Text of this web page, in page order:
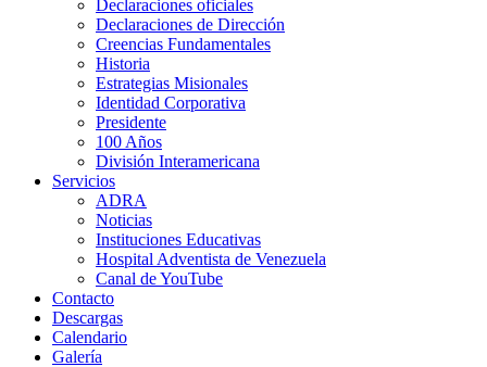
Declaraciones oficiales
Declaraciones de Dirección
Creencias Fundamentales
Historia
Estrategias Misionales
Identidad Corporativa
Presidente
100 Años
División Interamericana
Servicios
ADRA
Noticias
Instituciones Educativas
Hospital Adventista de Venezuela
Canal de YouTube
Contacto
Descargas
Calendario
Galería